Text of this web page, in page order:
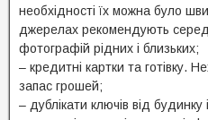
необхідності їх можна було
джерелах рекомендують серед
фотографій рідних і близьких;
– кредитні картки та готівку.
запас грошей;
– дублікати ключів від